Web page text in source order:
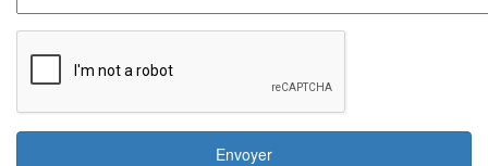
Envoyer